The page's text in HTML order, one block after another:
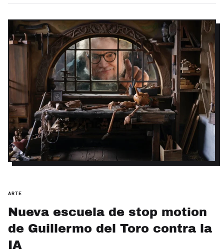
ARTE
Nueva escuela de stop motion
de Guillermo del Toro contra la
IA